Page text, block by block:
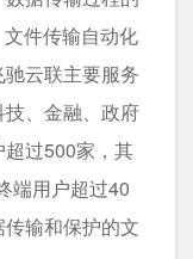
件传输自动化
云联主要服务
、金融、政府
过500家，其
端用户超过40
输和保护的文